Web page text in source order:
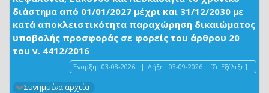
διάστημα από 01/01/2027 μέχρι και 31/12/2030 με
κατά αποκλειστικότητα παραχώρηση δικαιώματος
υποβολής προσφοράς σε φορείς του άρθρου 20
του ν. 4412/2016
Έναρξη: 03-08-2026 | Λήξη: 03-09-2026 [Σε Εξέλιξη]
Συνημμένα αρχεία